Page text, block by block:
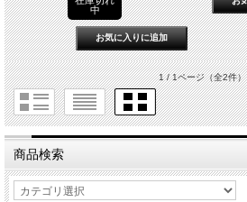
中
1 / 1ページ（全2件）
商品検索